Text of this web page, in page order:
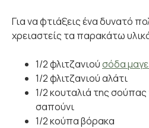
Για να φτιάξεις ένα δυνατό
χρειαστείς τα παρακάτω
1/2 φλιτζανιούσόδα
1/2 φλιτζανιού αλάτι
1/2 κουταλιά της
σαπούνι
1/2 κούπα βόρακα